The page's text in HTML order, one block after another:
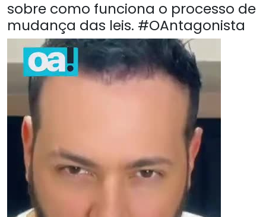
sobre como funciona o processo de
mudança das leis. #OAntagonista